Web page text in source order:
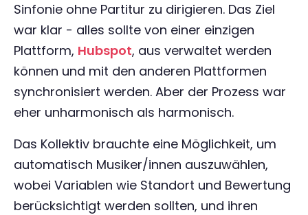
Sinfonie ohne Partitur zu dirigieren. Das Ziel
war klar - alles sollte von einer einzigen
Plattform, Hubspot, aus verwaltet werden
können und mit den anderen Plattformen
synchronisiert werden. Aber der Prozess war
eher unharmonisch als harmonisch.
Das Kollektiv brauchte eine Möglichkeit, um
automatisch Musiker/innen auszuwählen,
wobei Variablen wie Standort und Bewertung
berücksichtigt werden sollten, und ihren